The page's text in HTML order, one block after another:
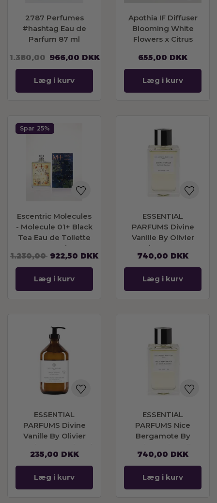
2787 Perfumes
#hashtag Eau de
Parfum 87 ml
1.380,00 966,00 DKK
Læg i kurv
Apothia IF Diffuser
Blooming White
Flowers x Citrus
655,00 DKK
Læg i kurv
Spar 25%
Escentric Molecules
- Molecule 01+ Black
Tea Eau de Toilette
100 ml
1.230,00 922,50 DKK
Læg i kurv
ESSENTIAL
PARFUMS Divine
Vanille By Olivier
Pescheux Eau De
Parfum Refillable
100ml
740,00 DKK
Læg i kurv
ESSENTIAL
PARFUMS Divine
Vanille By Olivier
Pescheux Hand And
Body Soap 500ml
235,00 DKK
Læg i kurv
ESSENTIAL
PARFUMS Nice
Bergamote By
Antoine Maisondieu
Eau De Parfum
Refillable 100ml
740,00 DKK
Læg i kurv